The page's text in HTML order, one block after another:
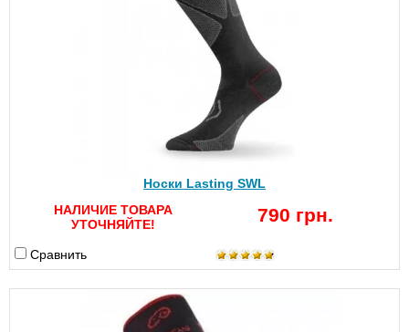
Носки Lasting SWL
НАЛИЧИЕ ТОВАРА
УТОЧНЯЙТЕ!
790 грн.
Сравнить